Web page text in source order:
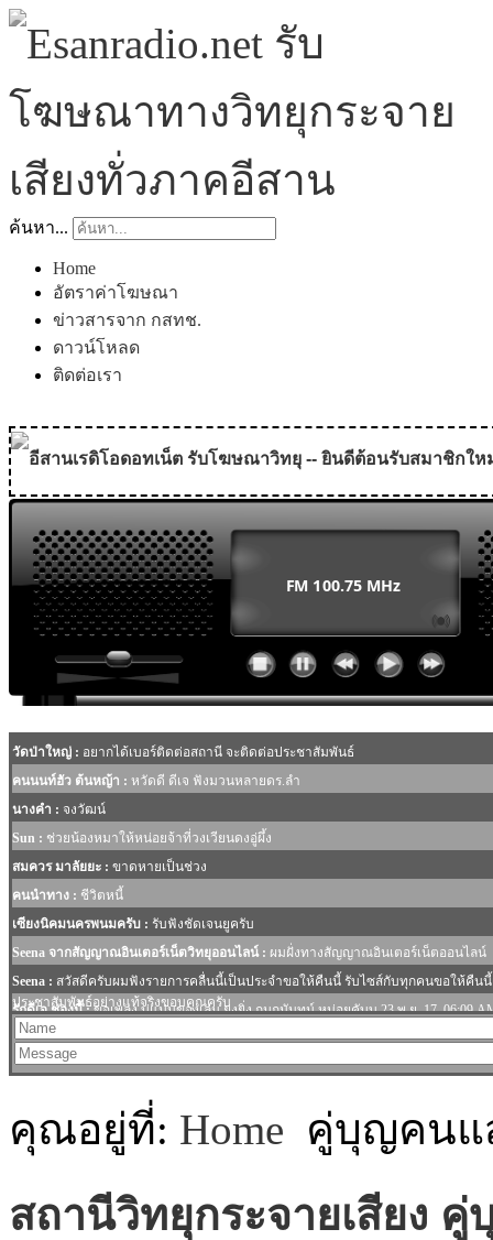
ค้นหา...
Home
อัตราค่าโฆษณา
ข่าวสารจาก กสทช.
ดาวน์โหลด
ติดต่อเรา
อีสานเรดิโอดอทเน็ต รับโฆษณาวิทยุ -- ยินดีต้อนรับสมาชิกใหม่
MODULE SBAHJAOUI YOUTUBE
MODULE SBAHJAOUI MEMORY GAME
MODULE SBAHJAOUI ACCORDION MENU
คุณอยู่ที่: Home คู่บุญคนแ
สถานีวิทยุกระจายเสียง